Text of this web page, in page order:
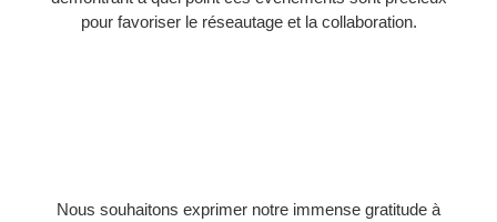
pour favoriser le réseautage et la collaboration.
Nous souhaitons exprimer notre immense gratitude à